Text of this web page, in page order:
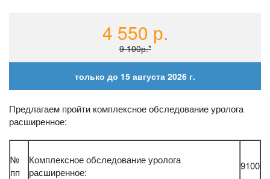
4 550 р.
9 100р.*
только до 15 августа 2026 г.
Предлагаем пройти комплексное обследование уролога
расширенное:
№
пп
Комплексное обследование уролога
расширенное:
9100